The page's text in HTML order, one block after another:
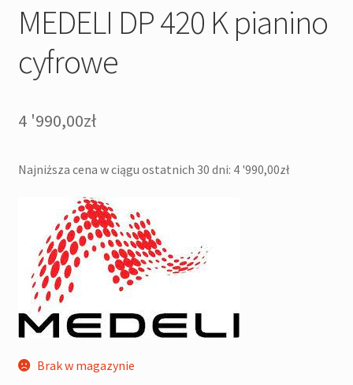
MEDELI DP 420 K pianino
cyfrowe
4 '990,00zł
Najniższa cena w ciągu ostatnich 30 dni: 4 '990,00zł
Brak w magazynie